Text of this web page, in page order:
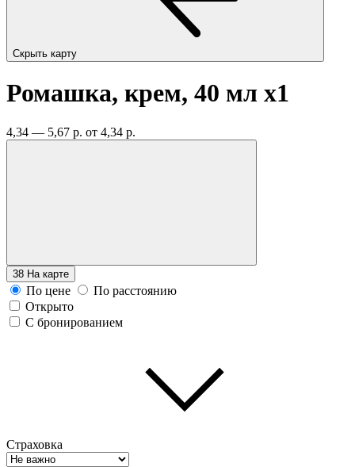
Скрыть карту
Ромашка, крем, 40 мл x1
4,34 — 5,67 р. от 4,34 р.
38 На карте
По цене
По расстоянию
Открыто
С бронированием
Страховка